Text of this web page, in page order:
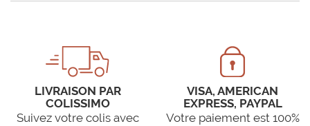
LIVRAISON PAR
COLISSIMO
Suivez votre colis avec
VISA, AMERICAN
EXPRESS, PAYPAL
Votre paiement est 100%